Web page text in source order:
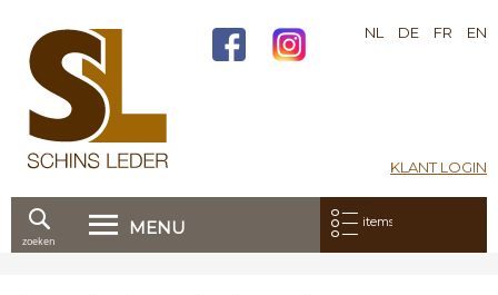
KLANT LOGIN
NL DE FR EN
MENU Mijn bestelling:
items
zoeken